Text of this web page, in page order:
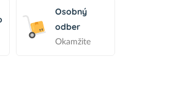
Osobný
odber
Okamžite